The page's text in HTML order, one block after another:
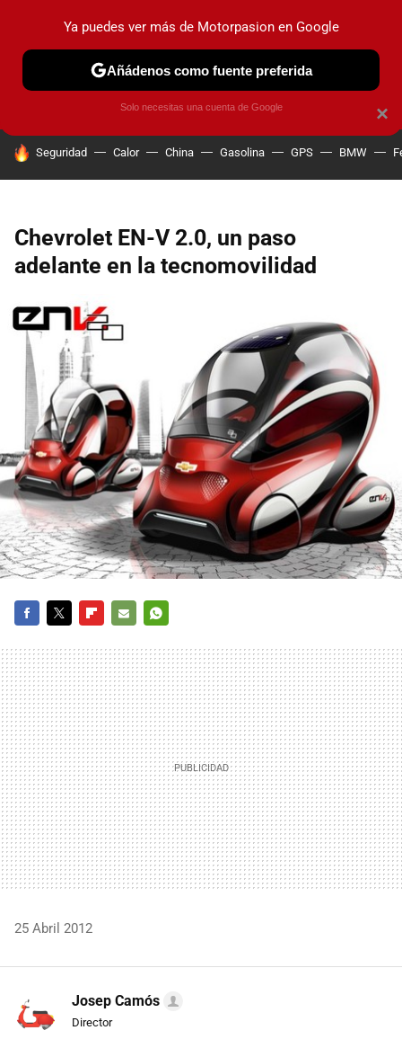
PRUEBAS COCHES ELÉCTRICOS OBSERVATORIO
HOY SE HABLA DE
Seguridad Calor China Gasolina GPS BMW
Chevrolet EN-V 2.0, un paso
adelante en la tecnomovilidad
MAIL
25 Abril 2012
Josep Camós
Director
×
Ya puedes ver más de Motorpasion en Google
Añádenos como fuente preferida
Solo necesitas una cuenta de Google